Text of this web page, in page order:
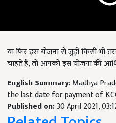
या फिर इस योजना से जुड़ी किसी भी
चाहते हैं, तो आपको इस योजना की
English Summary:Madhya
the last date for payment of
Published on:30 April 2021,